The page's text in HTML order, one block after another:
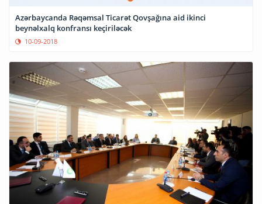
Azərbaycanda Rəqəmsal Ticarət Qovşağına aid ikinci
beynəlxalq konfransı keçiriləcək
10-09-2018